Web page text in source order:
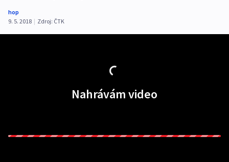
hop
9. 5. 2018 | Zdroj: ČTK
Nahrávám video